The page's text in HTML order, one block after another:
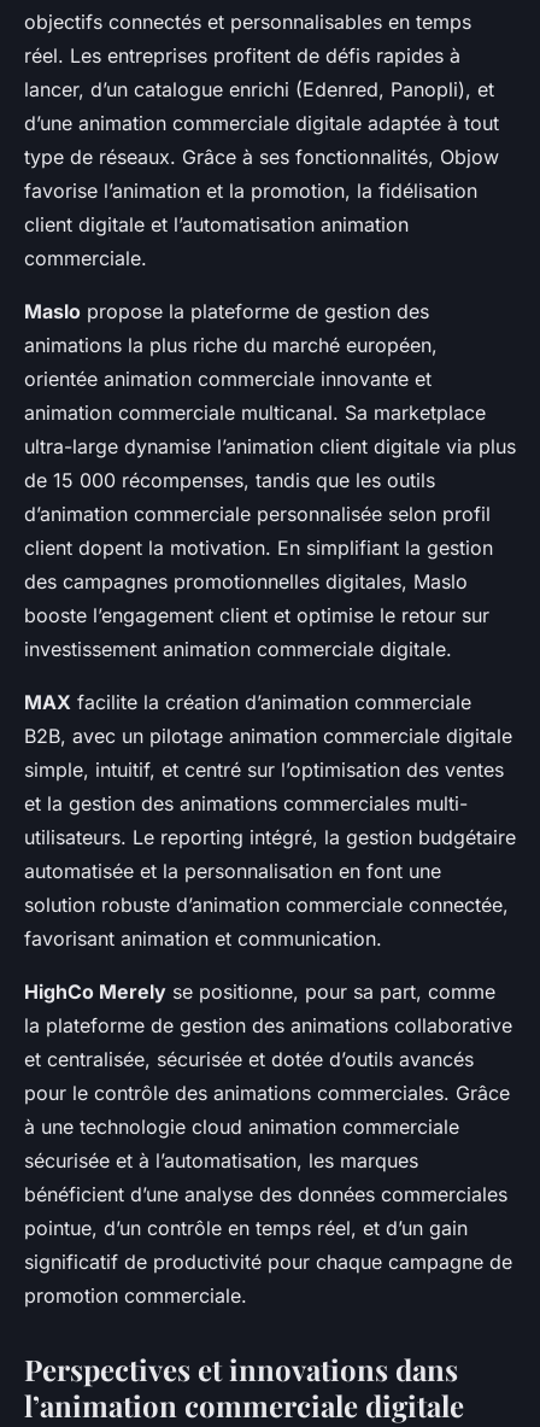
objectifs connectés et personnalisables en temps
réel. Les entreprises profitent de défis rapides à
lancer, d’un catalogue enrichi (Edenred, Panopli), et
d’une animation commerciale digitale adaptée à tout
type de réseaux. Grâce à ses fonctionnalités, Objow
favorise l’animation et la promotion, la fidélisation
client digitale et l’automatisation animation
commerciale.
Maslo propose la plateforme de gestion des
animations la plus riche du marché européen,
orientée animation commerciale innovante et
animation commerciale multicanal. Sa marketplace
ultra-large dynamise l’animation client digitale via plus
de 15 000 récompenses, tandis que les outils
d’animation commerciale personnalisée selon profil
client dopent la motivation. En simplifiant la gestion
des campagnes promotionnelles digitales, Maslo
booste l’engagement client et optimise le retour sur
investissement animation commerciale digitale.
MAX facilite la création d’animation commerciale
B2B, avec un pilotage animation commerciale digitale
simple, intuitif, et centré sur l’optimisation des ventes
et la gestion des animations commerciales multi-
utilisateurs. Le reporting intégré, la gestion budgétaire
automatisée et la personnalisation en font une
solution robuste d’animation commerciale connectée,
favorisant animation et communication.
HighCo Merely se positionne, pour sa part, comme
la plateforme de gestion des animations collaborative
et centralisée, sécurisée et dotée d’outils avancés
pour le contrôle des animations commerciales. Grâce
à une technologie cloud animation commerciale
sécurisée et à l’automatisation, les marques
bénéficient d’une analyse des données commerciales
pointue, d’un contrôle en temps réel, et d’un gain
significatif de productivité pour chaque campagne de
promotion commerciale.
Perspectives et innovations dans
l’animation commerciale digitale